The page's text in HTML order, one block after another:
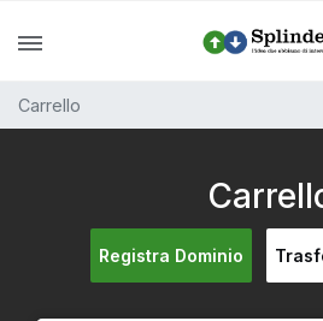
Carrello
Registra Dominio